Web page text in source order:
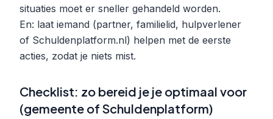
situaties moet er sneller gehandeld worden.
En: laat iemand (partner, familielid, hulpverlener
of Schuldenplatform.nl) helpen met de eerste
acties, zodat je niets mist.
Checklist: zo bereid je je optimaal voor
(gemeente of Schuldenplatform)